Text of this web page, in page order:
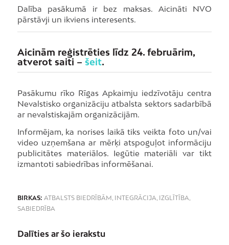
Dalība pasākumā ir bez maksas. Aicināti NVO
pārstāvji un ikviens interesents.
Aicinām reģistrēties līdz 24. februārim,
atverot saiti – šeit.
Pasākumu rīko Rīgas Apkaimju iedzīvotāju centra
Nevalstisko organizāciju atbalsta sektors sadarbībā
ar nevalstiskajām organizācijām.
Informējam, ka norises laikā tiks veikta foto un/vai
video uzņemšana ar mērķi atspoguļot informāciju
publicitātes materiālos. Iegūtie materiāli var tikt
izmantoti sabiedrības informēšanai.
BIRKAS: ATBALSTS BIEDRĪBĀM , INTEGRĀCIJA, IZGLĪTĪBA,
SABIEDRĪBA
Dalīties ar šo ierakstu